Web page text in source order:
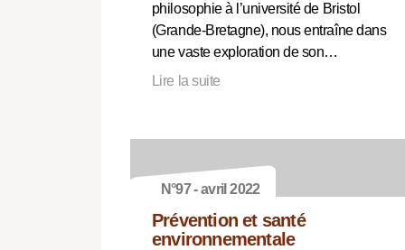
philosophie à l’université de Bristol
(Grande-Bretagne), nous entraîne dans
une vaste exploration de son…
Lire la suite
N°97 - avril 2022
Prévention et santé
environnementale